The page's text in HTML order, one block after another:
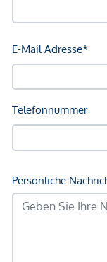
Vertragsabschluss
gegenüber dem
geltend zu
Gewähr erfolgen.